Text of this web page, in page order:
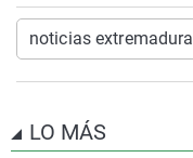
noticias extremadura
LO MÁS